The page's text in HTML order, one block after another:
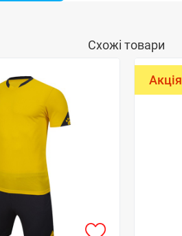
Схожі товари
Акція